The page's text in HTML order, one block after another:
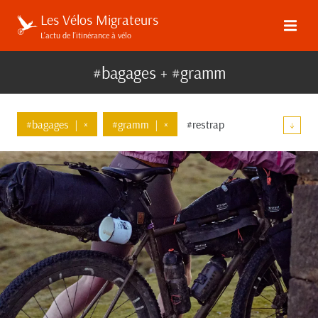
Les Vélos Migrateurs
L’actu de l’itinérance à vélo
#bagages + #gramm
#bagages | × #gramm | × #restrap
#top-tube #ortlieb #tailfin #revelate-designs
↓